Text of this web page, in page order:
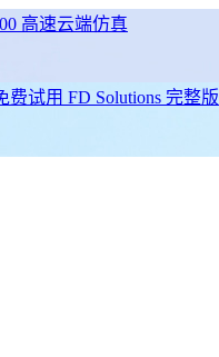
高速云端仿真
费试用 FD Solutions 完整版